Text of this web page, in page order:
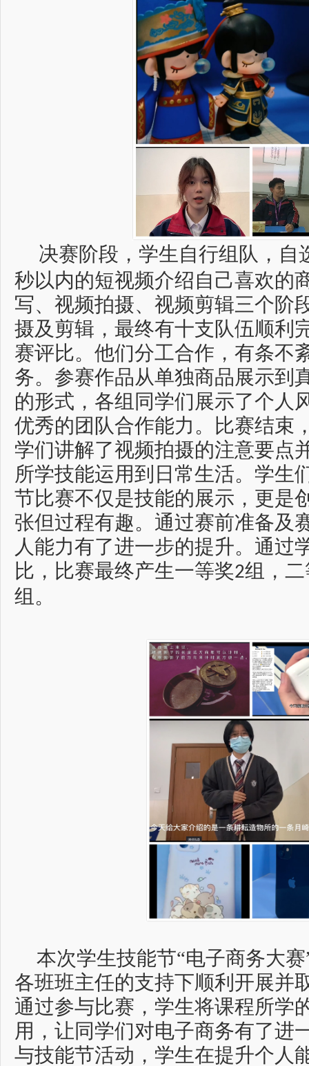
决赛阶段，学生自行组队，自
秒以内的短视频介绍自己喜欢的
写、视频拍摄、视频剪辑三个阶
摄及剪辑，最终有十支队伍顺利
赛评比。他们分工合作，有条不
务。参赛作品从单独商品展示到
的形式，各组同学们展示了个人
优秀的团队合作能力。比赛结束
学们讲解了视频拍摄的注意要点
所学技能运用到日常生活。学生
节比赛不仅是技能的展示，更是
张但过程有趣。通过赛前准备及
人能力有了进一步的提升。通过
比，比赛最终产生一等奖2组，
组。
本次学生技能节“电子商务大
各班班主任的支持下顺利开展并
通过参与比赛，学生将课程所学
用，让同学们对电子商务有了进
与技能节活动，学生在提升个人